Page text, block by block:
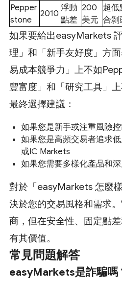
Pepper
stone
2010
浮動
點差
200
美元
超低
合剝
如果要給出easyMarkets
理」和「新手友好度」方
易成本競爭力」上不如
豐富度」和「研究工具」
最終選擇建議：
如果您是新手或注重風險
如果您是高頻交易者追求
或IC Markets
如果您需要多樣化產品和
對於「easyMarkets 怎麼
決於您的交易風格和需求
商，但在安全性、固定點
有其價值。
常見問題解答
easyMarkets是詐騙嗎